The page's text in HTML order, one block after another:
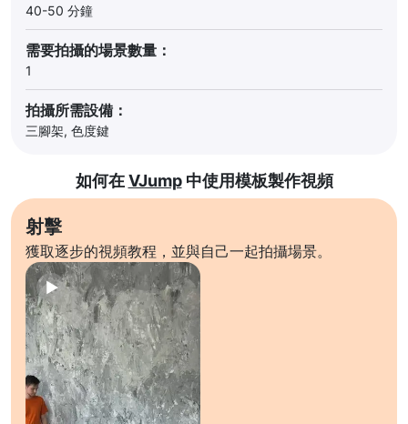
40-50 分鐘
需要拍攝的場景數量：
1
拍攝所需設備：
三腳架, 色度鍵
如何在VJump中使用模板製作視頻
射擊
獲取逐步的視頻教程，並與自己一起拍攝場景。